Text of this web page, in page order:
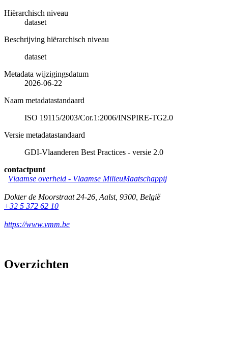
Hiërarchisch niveau
dataset
Beschrijving hiërarchisch niveau
dataset
Metadata wijzigingsdatum
2026-06-22
Naam metadatastandaard
ISO 19115/2003/Cor.1:2006/INSPIRE-TG2.0
Versie metadatastandaard
GDI-Vlaanderen Best Practices - versie 2.0
contactpunt
Vlaamse overheid - Vlaamse MilieuMaatschappij
Dokter de Moorstraat 24-26 Aalst, 9300 België
+32 5 372 62 10
https://www.vmm.be
Overzichten